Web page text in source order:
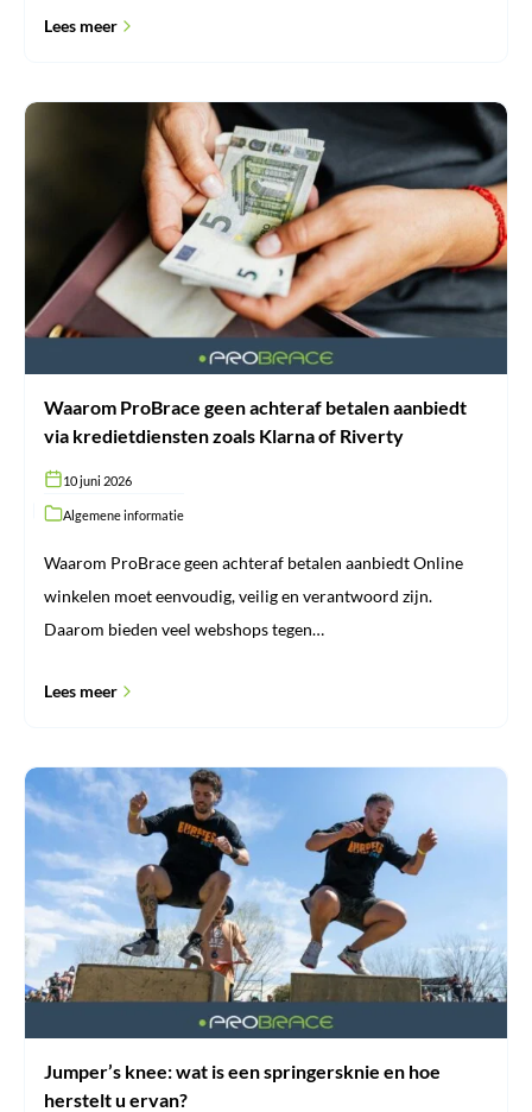
Lees meer
aanbiedt
kredietdiensten
zoals
Klarna
of
Riverty
Waarom ProBrace geen achteraf betalen aanbiedt
via kredietdiensten zoals Klarna of Riverty
10 juni 2026
Algemene informatie
Waarom ProBrace geen achteraf betalen aanbiedt Online
winkelen moet eenvoudig, veilig en verantwoord zijn.
Daarom bieden veel webshops tegen…
Lees meer
Jumper’s
knee:
wat
is
een
springersknie
en
hoe
herstelt
ervan?
Jumper’s knee: wat is een springersknie en hoe
herstelt u ervan?